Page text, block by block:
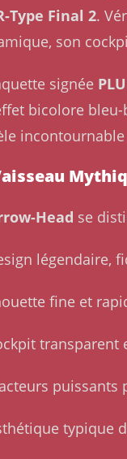
Type Final 2.
son
signée
bicolore
Head se
légendaire,
fine et
transparent
typique